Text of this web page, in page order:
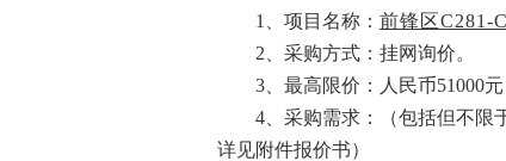
1
、项目名称：前锋区C281-
2 、采购方式：挂网询价。
3 、最高限价： 人民币51000元
4 、采购需求：（包括但不
详见附件报价书）